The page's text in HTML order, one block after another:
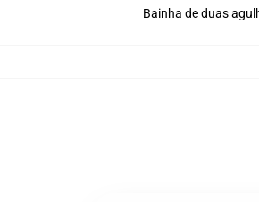
Bainha de duas